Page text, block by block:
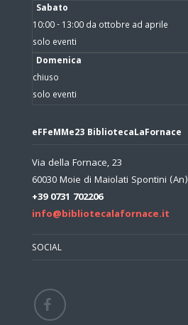
Sabato
10:00 - 13:00 da ottobre ad aprile
solo eventi
Domenica
chiuso
solo eventi
eFFeMMe23 BibliotecaLaFornace
Via della Fornace, 23
60030 Moie di Maiolati Spontini (An)
+39 0731 702206
info@bibliotecalafornace.it
SOCIAL